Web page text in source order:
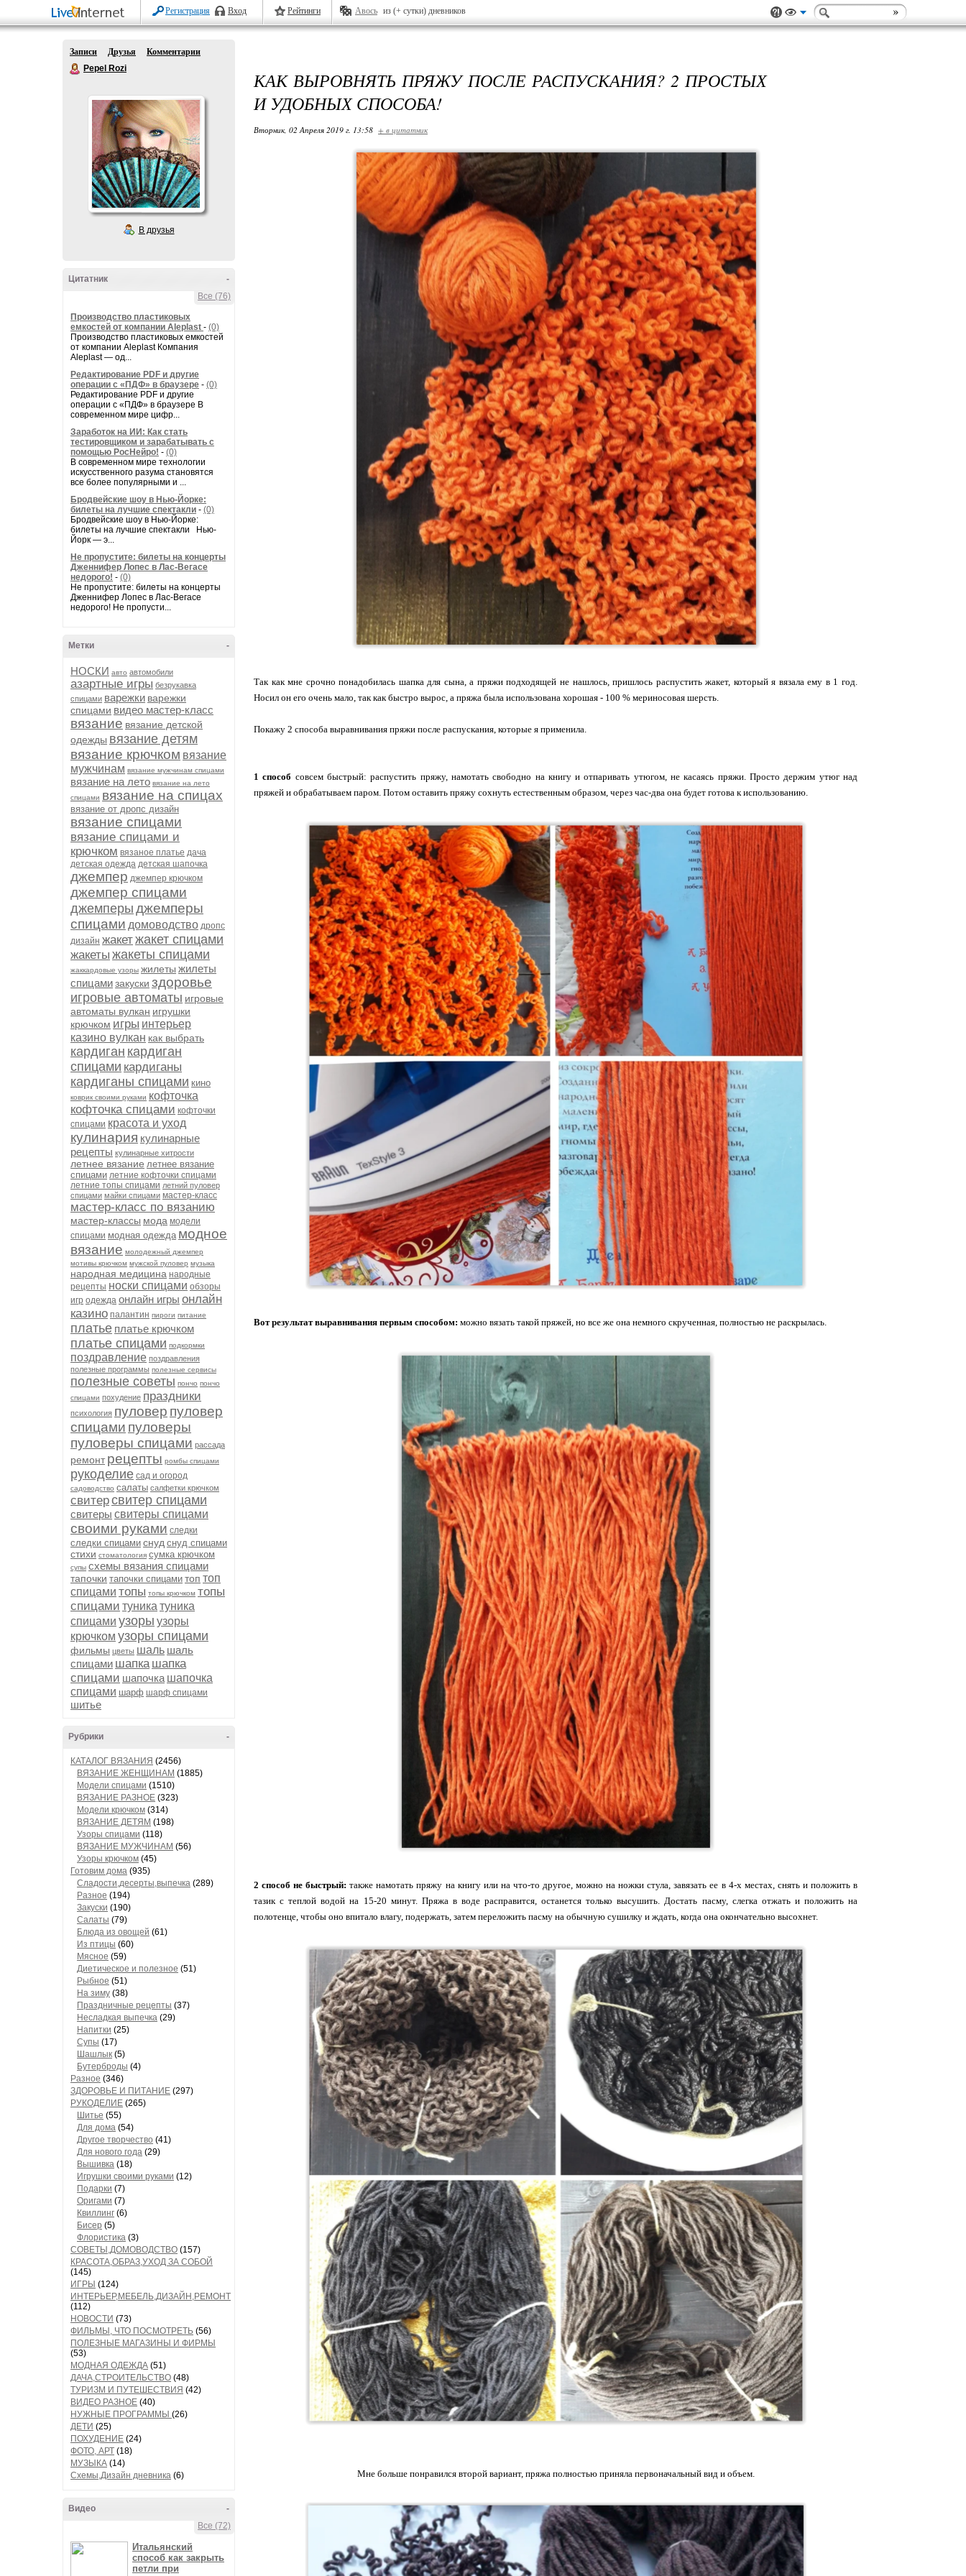
Регистрация Вход Рейтинги Авось из (+ сутки) дневников
Записи Друзья
Комментарии
Pepel Rozi
В друзья
-
Цитатник
Все (76)
Производство пластиковых
емкостей от компании Aleplast - (0)
Производство пластиковых емкостей
от компании Aleplast Компания
Aleplast — од...
Редактирование PDF и другие
операции с «ПДФ» в браузере - (0)
Редактирование PDF и другие
операции с «ПДФ» в браузере В
современном мире цифр...
Заработок на ИИ: Как стать
тестировщиком и зарабатывать с
помощью РосНейро! - (0)
В современном мире технологии
искусственного разума становятся
все более популярными и ...
Бродвейские шоу в Нью-Йорке:
билеты на лучшие спектакли - (0)
Бродвейские шоу в Нью-Йорке:
билеты на лучшие спектакли Нью-
Йорк — э...
Не пропустите: билеты на концерты
Дженнифер Лопес в Лас-Вегасе
недорого! - (0)
Не пропустите: билеты на концерты
Дженнифер Лопес в Лас-Вегасе
недорого! Не пропусти...
-
Метки
НОСКИ авто автомобили
азартные игры безрукавка
спицами варежки варежки
спицами видео мастер-класс
вязание вязание детской
одежды вязание детям
вязание крючком вязание
мужчинам вязание мужчинам спицами
вязание на лето вязание на лето
спицами вязание на спицах
вязание от дропс дизайн
вязание спицами
вязание спицами и
крючком вязаное платье дача
детская одежда детская шапочка
джемпер джемпер крючком
джемпер спицами
джемперы джемперы
спицами домоводство дропс
дизайн жакетжакет спицами
жакеты жакеты спицами
жаккардовые узоры жилеты жилеты
спицамизакуски здоровье
игровые автоматы игровые
автоматы вулкан игрушки
крючком игры интерьер
казино вулкан как выбрать
кардиган кардиган
спицами кардиганы
кардиганы спицами кино
коврик своими руками кофточка
кофточка спицами кофточки
спицами красота и уход
кулинария кулинарные
рецепты кулинарные хитрости
летнее вязание летнее вязание
спицами летние кофточки спицами
летние топы спицами летний пуловер
спицами майки спицами мастер-класс
мастер-класс по вязанию
мастер-классы мода модели
спицами модная одежда модное
вязание молодежный джемпер
мотивы крючком мужской пуловер музыка
народная медицина народные
рецепты носки спицами обзоры
игр одежда онлайн игры онлайн
казино палантин пироги питание
платье платье крючком
платье спицами подкормки
поздравление поздравления
полезные программы полезные сервисы
полезные советы пончо пончо
спицами похудение праздники
психология пуловер пуловер
спицами пуловеры
пуловеры спицами рассада
ремонт рецепты ромбы спицами
рукоделие сад и огород
садоводство салаты салфетки крючком
свитерсвитер спицами
свитеры свитеры спицами
своими руками следки
следки спицами снуд снуд спицами
стихи стоматология сумка крючком
супы схемы вязания спицами
тапочки тапочки спицами топ топ
спицами топы топы крючком топы
спицами туника туника
спицами узоры узоры
крючком узоры спицами
фильмы цветы шаль шаль
спицами шапка шапка
спицами шапочка шапочка
спицами шарф шарф спицами
шитье
-
Рубрики
КАТАЛОГ ВЯЗАНИЯ (2456)
ВЯЗАНИЕ ЖЕНЩИНАМ (1885)
Модели спицами (1510)
ВЯЗАНИЕ РАЗНОЕ (323)
Модели крючком (314)
ВЯЗАНИЕ ДЕТЯМ (198)
Узоры спицами (118)
ВЯЗАНИЕ МУЖЧИНАМ (56)
Узоры крючком (45)
Готовим дома (935)
Сладости,десерты,выпечка (289)
Разное (194)
Закуски (190)
Салаты (79)
Блюда из овощей (61)
Из птицы (60)
Мясное (59)
Диетическое и полезное (51)
Рыбное (51)
На зиму (38)
Праздничные рецепты (37)
Несладкая выпечка (29)
Напитки (25)
Супы (17)
Шашлык (5)
Бутерброды (4)
Разное (346)
ЗДОРОВЬЕ И ПИТАНИЕ (297)
РУКОДЕЛИЕ (265)
Шитье (55)
Для дома (54)
Другое творчество (41)
Для нового года (29)
Вышивка (18)
Игрушки своими руками (12)
Подарки (7)
Оригами (7)
Квиллинг (6)
Бисер (5)
Флористика (3)
СОВЕТЫ,ДОМОВОДСТВО (157)
КРАСОТА,ОБРАЗ,УХОД ЗА СОБОЙ
(145)
ИГРЫ (124)
ИНТЕРЬЕР,МЕБЕЛЬ,ДИЗАЙН,РЕМОНТ
(112)
НОВОСТИ (73)
ФИЛЬМЫ, ЧТО ПОСМОТРЕТЬ (56)
ПОЛЕЗНЫЕ МАГАЗИНЫ И ФИРМЫ
(53)
МОДНАЯ ОДЕЖДА (51)
ДАЧА,СТРОИТЕЛЬСТВО (48)
ТУРИЗМ И ПУТЕШЕСТВИЯ (42)
ВИДЕО РАЗНОЕ (40)
НУЖНЫЕ ПРОГРАММЫ (26)
ДЕТИ (25)
ПОХУДЕНИЕ (24)
ФОТО, АРТ (18)
МУЗЫКА (14)
Схемы,Дизайн дневника (6)
-
Видео
Все (72)
Итальянский
способ как закрыть
петли при
КАК ВЫРОВНЯТЬ ПРЯЖУ ПОСЛЕ РАСПУСКАНИЯ? 2 ПРОСТЫХ
И УДОБНЫХ СПОСОБА!
Вторник, 02 Апреля 2019 г. 13:58 + в цитатник
Так как мне срочно понадобилась шапка для сына, а пряжи подходящей не нашлось, пришлось распустить жакет, который я вязала ему в 1 год.
Носил он его очень мало, так как быстро вырос, а пряжа была использована хорошая - 100 % мериносовая шерсть.
Покажу 2 способа выравнивания пряжи после распускания, которые я применила.
1 способ совсем быстрый: распустить пряжу, намотать свободно на книгу и отпаривать утюгом, не касаясь пряжи. Просто держим утюг над
пряжей и обрабатываем паром. Потом оставить пряжу сохнуть естественным образом, через час-два она будет готова к использованию.
Вот результат выравнивания первым способом: можно вязать такой пряжей, но все же она немного скрученная, полностью не раскрылась.
2 способ не быстрый:также намотать пряжу на книгу или на что-то другое, можно на ножки стула, завязать ее в 4-х местах, снять и положить в
тазик с теплой водой на 15-20 минут. Пряжа в воде расправится, останется только высушить. Достать пасму, слегка отжать и положить на
полотенце, чтобы оно впитало влагу, подержать, затем переложить пасму на обычную сушилку и ждать, когда она окончательно высохнет.
Мне больше понравился второй вариант, пряжа полностью приняла первоначальный вид и объем.